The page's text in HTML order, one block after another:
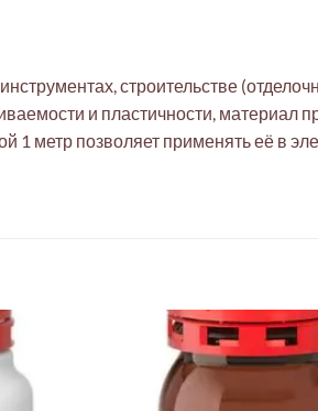
строительстве
и пластичности, материал
1 метр позволяет применять её в